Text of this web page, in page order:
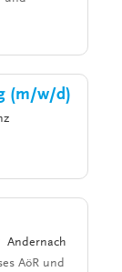
(m/w/d)
Andernach
AöR und